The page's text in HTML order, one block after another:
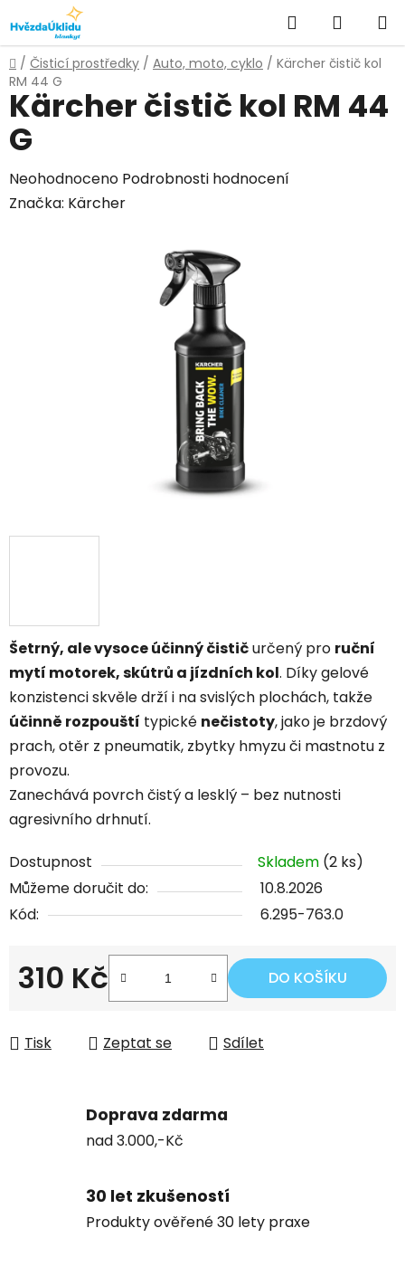
na
obsah
Hledat
KOŠÍK
Domů
/ Čisticí prostředky / Auto, moto, cyklo / Kärcher čistič kol
RM 44 G
Šetrný, ale vysoce účinný čističurčený pro ruční
mytí motorek, skútrů a jízdních kol. Díky gelové
konzistenci skvěle drží i na svislých plochách, takže
účinně rozpouští typické nečistoty, jako je brzdový
prach, otěr z pneumatik, zbytky hmyzu či mastnotu z
provozu.
Zanechává povrch čistý a lesklý – bez nutnosti
agresivního drhnutí.
Dostupnost Skladem (2 ks)
Můžeme doručit do:
10.8.2026
Kód:
6.295-763.0
310 Kč DO KOŠÍKU
Tisk Zeptat se Sdílet
Kärcher čistič kol RM 44
G
Průměrné
hodnocení
Neohodnoceno Podrobnosti hodnocení
Značka: Kärcher
Doprava zdarma
nad 3.000,-Kč
30 let zkušeností
Produkty ověřené 30 lety praxe